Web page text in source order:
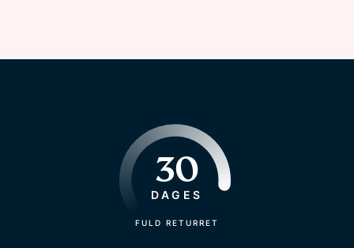
30
DAGES
FULD RETURRET